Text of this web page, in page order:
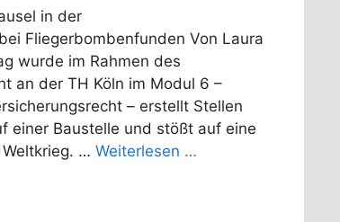
in der
Fliegerbombenfunden Von Laura
wurde im Rahmen des
an der TH Köln im Modul 6 –
– erstellt Stellen
einer Baustelle und stößt auf eine
… Weiterlesen …